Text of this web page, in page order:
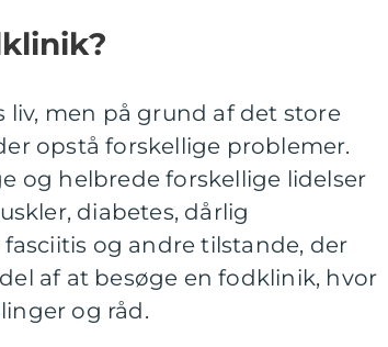
liv, men på grund af det store
opstå forskellige problemer.
og helbrede forskellige lidelser
diabetes, dårlig
og andre tilstande, der
af at besøge en fodklinik, hvor
og råd.